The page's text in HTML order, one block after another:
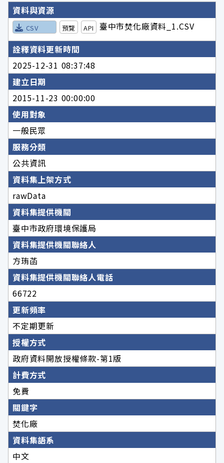
詮釋資料詳細內容
資料與資源
CSV 預覽 API
臺中市焚化廠資料_1.CSV
詮釋資料更新時間
2025-12-31 08:37:48
建立日期
2015-11-23 00:00:00
使用對象
一般民眾
服務分類
公共資訊
資料集上架方式
rawData
資料集提供機關
臺中市政府環境保護局
資料集提供機關聯絡人
方珛菡
資料集提供機關聯絡人電話
66722
更新頻率
不定期更新
授權方式
政府資料開放授權條款-第1版
計費方式
免費
關鍵字
焚化廠
資料集語系
中文